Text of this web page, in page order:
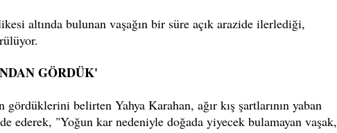
altında bulunan vaşağın bir süre açık arazide ilerlediği,
GÖRDÜK'
gördüklerini belirten Yahya Karahan, ağır kış şartlarının yaban
ederek, "Yoğun kar nedeniyle doğada yiyecek bulamayan vaşak,